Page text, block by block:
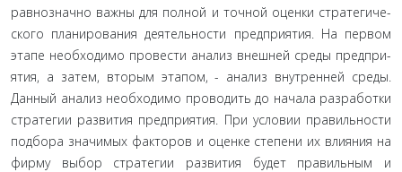
равнозначно важны для полной и точной оценки стратегиче­
ского планирования деятельности предприятия. На первом
этапе необходимо провести анализ внешней среды предпри­
ятия, а затем, вторым этапом, - анализ внутренней среды.
Данный анализ необходимо проводить до начала разработки
стратегии развития предприятия. При условии правильно­сти
подбора значимых факторов и оценке степени их влия­ния на
фирму выбор стратегии развития будет правильным и